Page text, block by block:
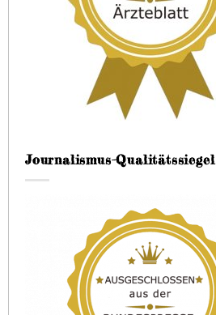
Journalismus-Qualitätssiegel